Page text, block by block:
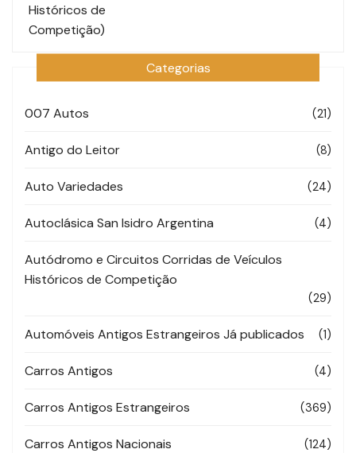
Históricos de
Competição)
Categorias
007 Autos (21)
Antigo do Leitor (8)
Auto Variedades (24)
Autoclásica San Isidro Argentina (4)
Autódromo e Circuitos Corridas de Veículos
Históricos de Competição
(29)
Automóveis Antigos Estrangeiros Já publicados (1)
Carros Antigos (4)
Carros Antigos Estrangeiros (369)
Carros Antigos Nacionais (124)